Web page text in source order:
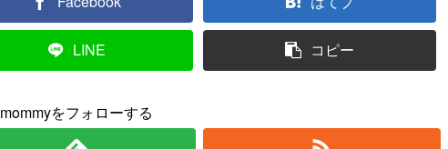
LINE コピー
mommyをフォローする